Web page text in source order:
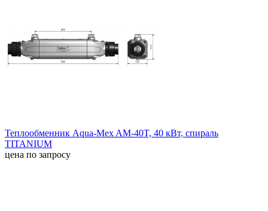
Теплообменник Aqua-Mex AM-40T, 40 кВт, спираль
TITANIUM
цена по запросу